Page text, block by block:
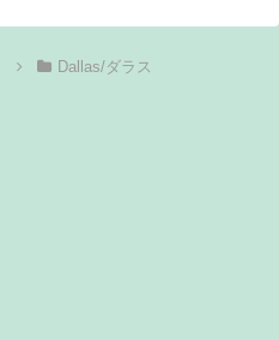
Dallas/ダラス